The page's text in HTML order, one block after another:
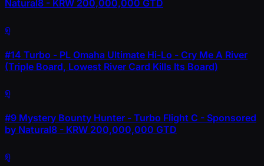
Natural8 - KRW 200,000,000 GTD
ดู
#14 Turbo - PL Omaha Ultimate Hi-Lo - Cry Me A River
(Triple Board, Lowest River Card Kills Its Board)
ดู
#9 Mystery Bounty Hunter - Turbo Flight C - Sponsored
by Natural8 - KRW 200,000,000 GTD
ดู